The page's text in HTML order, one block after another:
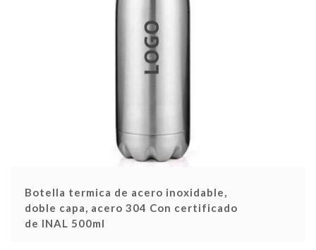
Botella termica de acero inoxidable,
doble capa, acero 304 Con certificado
de INAL 500ml